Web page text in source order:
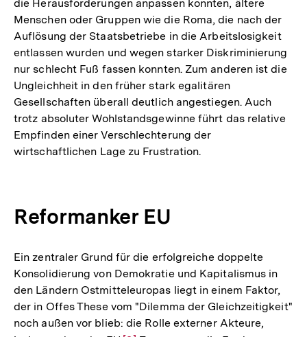
die Herausforderungen anpassen konnten, ältere
Menschen oder Gruppen wie die Roma, die nach der
Auflösung der Staatsbetriebe in die Arbeitslosigkeit
entlassen wurden und wegen starker Diskriminierung
nur schlecht Fuß fassen konnten. Zum anderen ist die
Ungleichheit in den früher stark egalitären
Gesellschaften überall deutlich angestiegen. Auch
trotz absoluter Wohlstandsgewinne führt das relative
Empfinden einer Verschlechterung der
wirtschaftlichen Lage zu Frustration.
Reformanker EU
Ein zentraler Grund für die erfolgreiche doppelte
Konsolidierung von Demokratie und Kapitalismus in
den Ländern Ostmitteleuropas liegt in einem Faktor,
der in Offes These vom "Dilemma der Gleichzeitigkeit"
noch außen vor blieb: die Rolle externer Akteure,